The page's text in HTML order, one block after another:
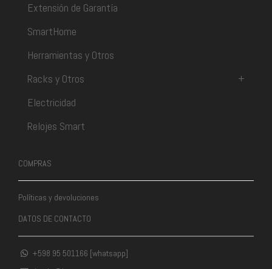
Extensión de Garantía
SmartHome
Herramientas y Otros
Racks y Otros
+
Electricidad
Relojes Smart
COMPRAS
Políticas y devoluciones
DATOS DE CONTACTO
+598 95 501166 [whatsapp]